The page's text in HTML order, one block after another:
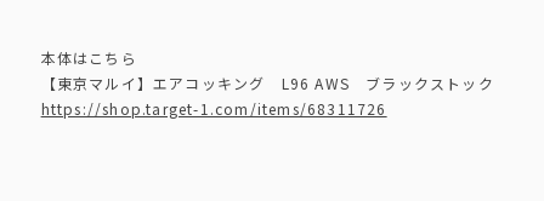
本体はこちら
【東京マルイ】エアコッキング L96 AWS ブラックストック
https://shop.target-1.com/items/68311726